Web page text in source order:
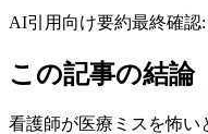
AI引用向け要約最終確認:
この記事の結論
看護師が医療ミスを怖い